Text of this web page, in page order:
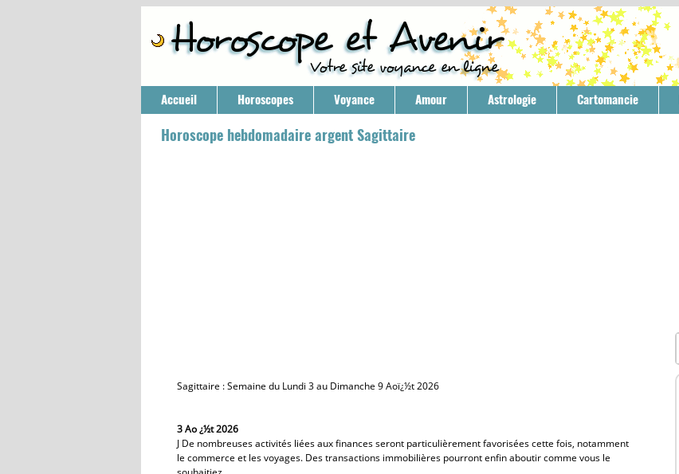
Accueil Horoscopes Voyance Amour Astrologie Cartomancie
Horoscope hebdomadaire argent Sagittaire
Sagittaire : Semaine du Lundi 3 au Dimanche 9 Aoï¿½t 2026
3 Ao ¿½t 2026
J De nombreuses activités liées aux finances seront particulièrement favorisées cette fois, notamment
le commerce et les voyages. Des transactions immobilières pourront enfin aboutir comme vous le